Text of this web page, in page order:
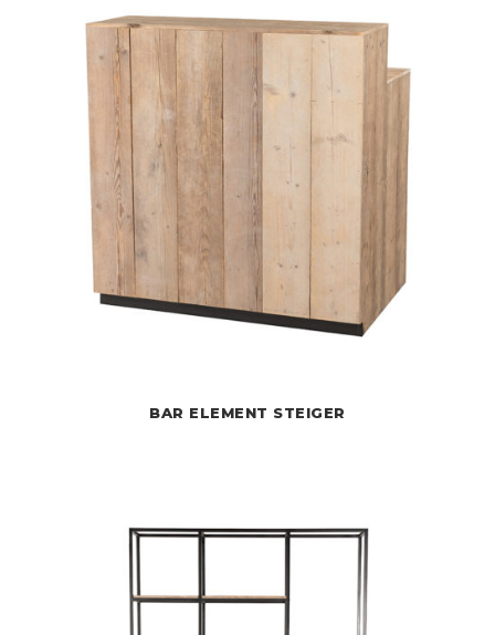
BAR ELEMENT STEIGER